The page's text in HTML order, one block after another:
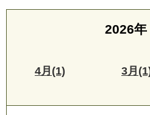
2026年
4月(1) 3月